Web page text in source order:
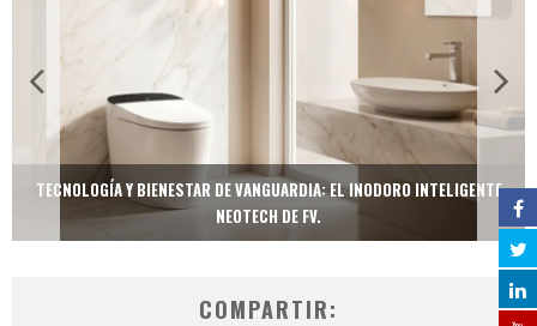
TECNOLOGÍA Y BIENESTAR DE VANGUARDIA: EL INODORO INTELIGENTE
NEOTECH DE FV.
COMPARTIR: